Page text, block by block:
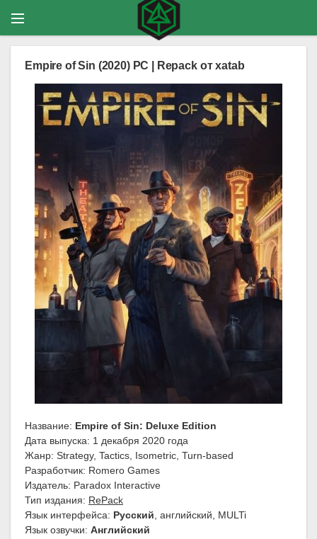
Empire of Sin (2020) PC | Repack от xatab
Название: Empire of Sin: Deluxe Edition
Дата выпуска: 1 декабря 2020 года
Жанр: Strategy, Tactics, Isometric, Turn-based
Разработчик: Romero Games
Издатель: Paradox Interactive
Тип издания: RePack
Язык интерфейса: Русский, aнглийский, MULTi
Язык озвучки: Английский